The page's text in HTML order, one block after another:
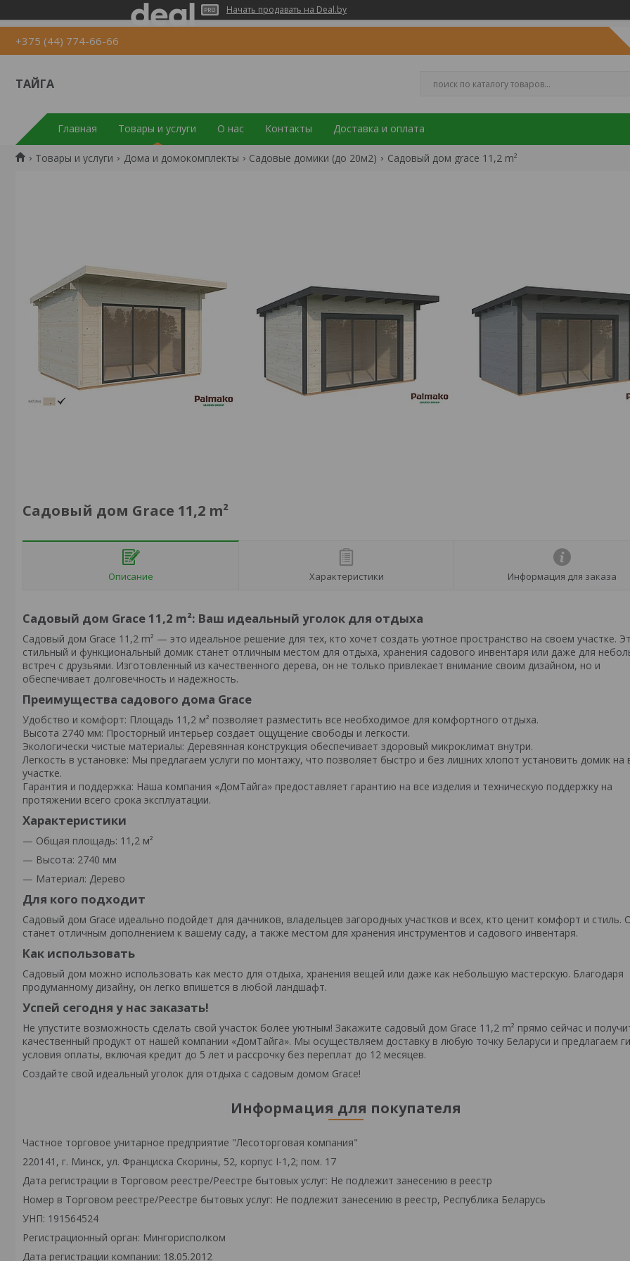
Начать продавать на Deal.by
+375 (44) 774-66-66
ТАЙГА
Главная Товары и услуги О нас Контакты Доставка и оплата
Товары и услуги Дома и домокомплекты Садовые домики (до 20м2) Садовый дом grace 11,2 m²
Садовый дом Grace 11,2 m²
Описание Характеристики Информация для заказа
Садовый дом Grace 11,2 m²: Ваш идеальный уголок для отдыха
Садовый дом Grace 11,2 m² — это идеальное решение для тех, кто хочет создать уютное пространство на своем участке.
стильный и функциональный домик станет отличным местом для отдыха, хранения садового инвентаря или даже для
встреч с друзьями. Изготовленный из качественного дерева, он не только привлекает внимание своим дизайном, но и
обеспечивает долговечность и надежность.
Преимущества садового дома Grace
Удобство и комфорт: Площадь 11,2 м² позволяет разместить все необходимое для комфортного отдыха.
Высота 2740 мм: Просторный интерьер создает ощущение свободы и легкости.
Экологически чистые материалы: Деревянная конструкция обеспечивает здоровый микроклимат внутри.
Легкость в установке: Мы предлагаем услуги по монтажу, что позволяет быстро и без лишних хлопот установить домик на
участке.
Гарантия и поддержка: Наша компания «ДомТайга» предоставляет гарантию на все изделия и техническую поддержку на
протяжении всего срока эксплуатации.
Характеристики
— Общая площадь: 11,2 м²
— Высота: 2740 мм
— Материал: Дерево
Для кого подходит
Садовый дом Grace идеально подойдет для дачников, владельцев загородных участков и всех, кто ценит комфорт и стиль.
станет отличным дополнением к вашему саду, а также местом для хранения инструментов и садового инвентаря.
Как использовать
Садовый дом можно использовать как место для отдыха, хранения вещей или даже как небольшую мастерскую. Благодаря
продуманному дизайну, он легко впишется в любой ландшафт.
Успей сегодня у нас заказать!
Не упустите возможность сделать свой участок более уютным! Закажите садовый дом Grace 11,2 m² прямо сейчас и
качественный продукт от нашей компании «ДомТайга». Мы осуществляем доставку в любую точку Беларуси и предлагаем
условия оплаты, включая кредит до 5 лет и рассрочку без переплат до 12 месяцев.
Создайте свой идеальный уголок для отдыха с садовым домом Grace!
Информация для покупателя
Частное торговое унитарное предприятие "Лесоторговая компания"
220141, г. Минск, ул. Франциска Скорины, 52, корпус I-1,2; пом. 17
Дата регистрации в Торговом реестре/Реестре бытовых услуг: Не подлежит занесению в реестр
Номер в Торговом реестре/Реестре бытовых услуг: Не подлежит занесению в реестр, Республика Беларусь
УНП: 191564524
Регистрационный орган: Мингорисполком
Дата регистрации компании: 18.05.2012